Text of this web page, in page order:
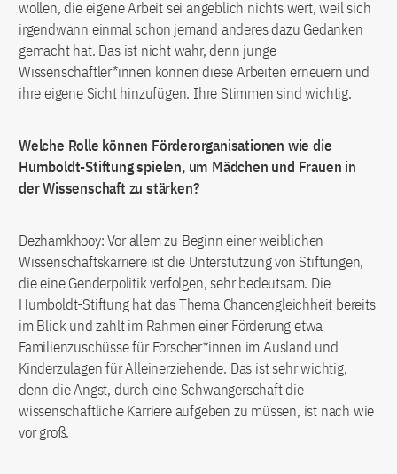
wollen, die eigene Arbeit sei angeblich nichts wert, weil sich
irgendwann einmal schon jemand anderes dazu Gedanken
gemacht hat. Das ist nicht wahr, denn junge
Wissenschaftler*innen können diese Arbeiten erneuern und
ihre eigene Sicht hinzufügen. Ihre Stimmen sind wichtig.
Welche Rolle können Förderorganisationen wie die
Humboldt-Stiftung spielen, um Mädchen und Frauen in
der Wissenschaft zu stärken?
Dezhamkhooy: Vor allem zu Beginn einer weiblichen
Wissenschaftskarriere ist die Unterstützung von Stiftungen,
die eine Genderpolitik verfolgen, sehr bedeutsam. Die
Humboldt-Stiftung hat das Thema Chancengleichheit bereits
im Blick und zahlt im Rahmen einer Förderung etwa
Familienzuschüsse für Forscher*innen im Ausland und
Kinderzulagen für Alleinerziehende. Das ist sehr wichtig,
denn die Angst, durch eine Schwangerschaft die
wissenschaftliche Karriere aufgeben zu müssen, ist nach wie
vor groß.